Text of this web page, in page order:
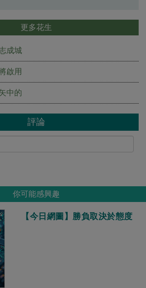
更多花生
成城
啟用
中的
評論
你可能感興趣
【今日網圖】勝負取決於態度